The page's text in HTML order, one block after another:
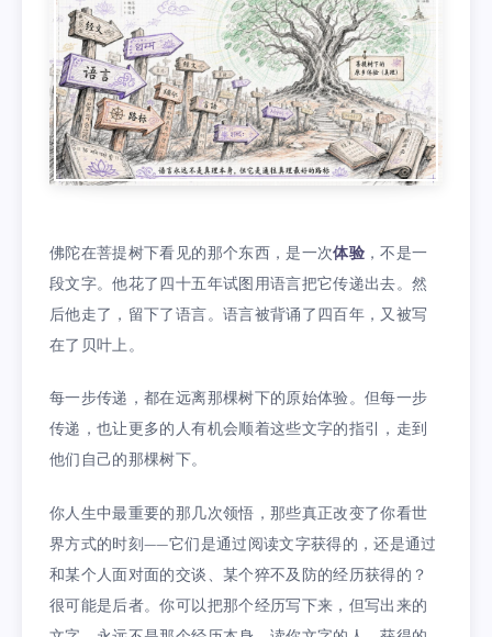
佛陀在菩提树下看见的那个东西，是一次体验 ，不是一
段文字。他花了四十五年试图用语言把它传递出去。然
后他走了，留下了语言。语言被背诵了四百年，又被写
在了贝叶上。
每一步传递，都在远离那棵树下的原始体验。但每一步
传递，也让更多的人有机会顺着这些文字的指引，走到
他们自己的那棵树下。
你人生中最重要的那几次领悟，那些真正改变了你看世
界方式的时刻——它们是通过阅读文字获得的，还是通过
和某个人面对面的交谈、某个猝不及防的经历获得的？
很可能是后者。你可以把那个经历写下来，但写出来的